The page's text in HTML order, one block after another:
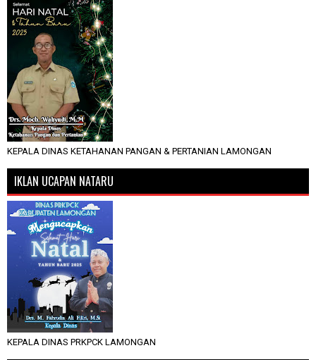
KEPALA DINAS KETAHANAN PANGAN & PERTANIAN LAMONGAN
IKLAN UCAPAN NATARU
KEPALA DINAS PRKPCK LAMONGAN